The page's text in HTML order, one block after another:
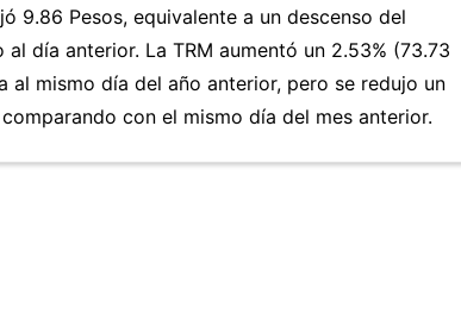
9.86 Pesos, equivalente a un descenso del
día anterior. La TRM aumentó un 2.53% (73.73
al mismo día del año anterior, pero se redujo un
con el mismo día del mes anterior.